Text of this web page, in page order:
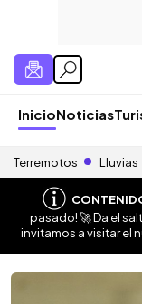
InicioNoticias
Terremotos Lluvias
pasado! 🚀 Da el
invitamos a visitar el